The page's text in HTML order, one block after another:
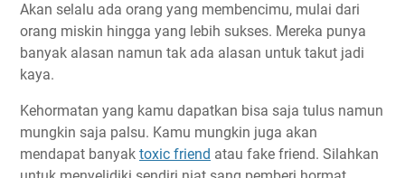
Akan selalu ada orang yang membencimu, mulai dari
orang miskin hingga yang lebih sukses. Mereka punya
banyak alasan namun tak ada alasan untuk takut jadi
kaya.
Kehormatan yang kamu dapatkan bisa saja tulus namun
mungkin saja palsu. Kamu mungkin juga akan
mendapat banyak toxic friend atau fake friend. Silahkan